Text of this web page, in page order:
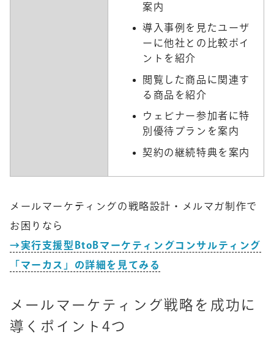
案内
導入事例を見たユーザ
ーに他社との比較ポイ
ントを紹介
閲覧した商品に関連す
る商品を紹介
ウェビナー参加者に特
別優待プランを案内
契約の継続特典を案内
メールマーケティングの戦略設計・メルマガ制作で
お困りなら
→実行支援型BtoBマーケティングコンサルティング
「マーカス」の詳細を見てみる
メールマーケティング戦略を成功に
導くポイント4つ